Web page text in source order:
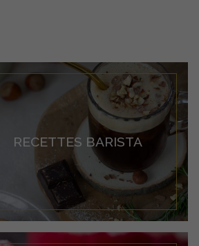
RECETTES BARISTA